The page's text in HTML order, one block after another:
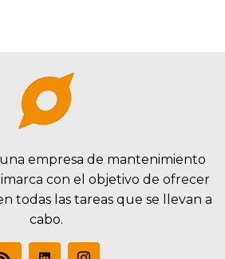
empresa de mantenimiento
con el objetivo de ofrecer
todas las tareas que se llevan a
cabo.